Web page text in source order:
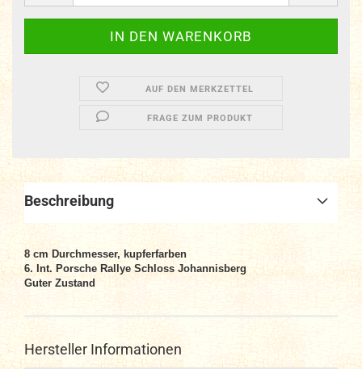
AUF DEN MERKZETTEL
FRAGE ZUM PRODUKT
Beschreibung
8 cm Durchmesser, kupferfarben
6. Int. Porsche Rallye Schloss Johannisberg
Guter Zustand
Hersteller Informationen